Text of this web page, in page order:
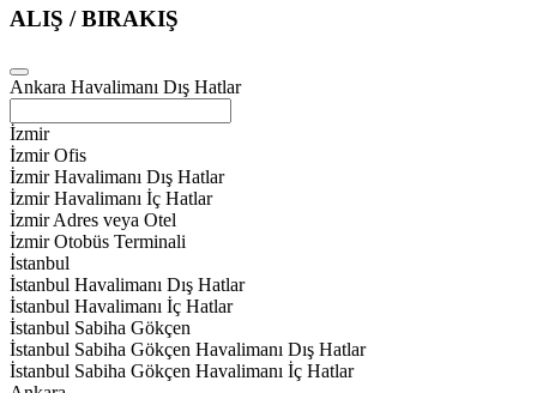
ALIŞ / BIRAKIŞ
Ankara Havalimanı Dış Hatlar
İzmir
İzmir Ofis
İzmir Havalimanı Dış Hatlar
İzmir Havalimanı İç Hatlar
İzmir Adres veya Otel
İzmir Otobüs Terminali
İstanbul
İstanbul Havalimanı Dış Hatlar
İstanbul Havalimanı İç Hatlar
İstanbul Sabiha Gökçen
İstanbul Sabiha Gökçen Havalimanı Dış Hatlar
İstanbul Sabiha Gökçen Havalimanı İç Hatlar